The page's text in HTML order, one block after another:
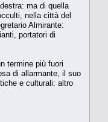
ma di quella
nella città del
Almirante:
portatori di
termine più fuori
di allarmante, il suo
e culturali: altro